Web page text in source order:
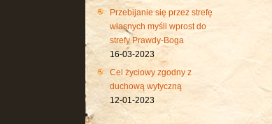
Przebijanie się przez strefę
własnych myśli wprost do
strefy Prawdy-Boga
16-03-2023
Cel życiowy zgodny z
duchową wytyczną
12-01-2023